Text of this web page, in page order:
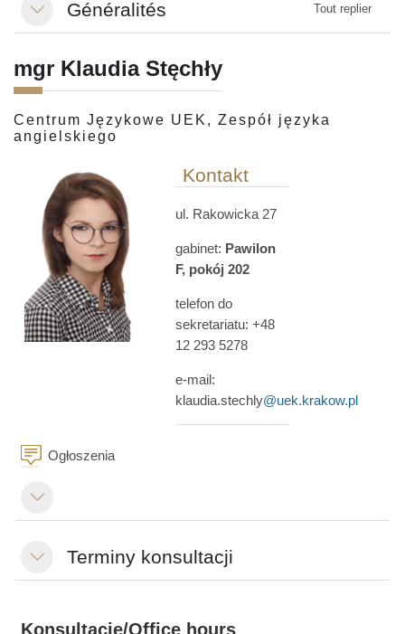
ReplierGénéralités Tout replier
mgr Klaudia Stęchły
Centrum Językowe UEK, Zespół języka
angielskiego
Kontakt
ul. Rakowicka 27
gabinet: Pawilon
F, pokój 202
telefon do
sekretariatu: +48
12 293 5278
e-mail:
klaudia.stechly@uek.krakow.pl
Ogłoszenia
Replier
ReplierTerminy konsultacji
Konsultacje/Office hours